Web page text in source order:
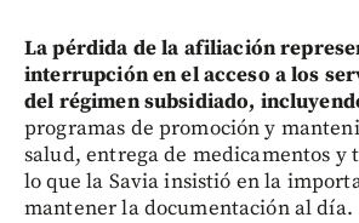
La pérdida de la afiliación
interrupción en el acceso a los
del régimen subsidiado,
programas de promoción y
salud, entrega de medicamentos y
lo que la Savia insistió en la
mantener la documentación al día.